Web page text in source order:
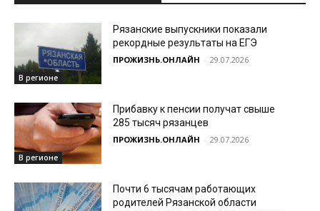
В регионе
Рязанские выпускники показали
рекордные результаты на ЕГЭ
ПРОЖИЗНЬ.ОНЛАЙН - 29.07.2026
В регионе
Прибавку к пенсии получат свыше
285 тысяч рязанцев
ПРОЖИЗНЬ.ОНЛАЙН - 29.07.2026
Почти 6 тысячам работающих
родителей Рязанской области